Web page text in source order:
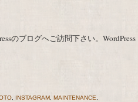
のブログへご訪問下さい。WordPress
INSTAGRAM MAINTENANCE